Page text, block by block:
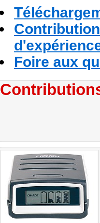
Foire aux